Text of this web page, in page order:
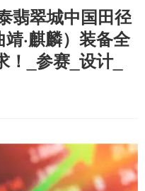
翡翠城中国田径
·麒麟）装备全
_参赛_设计_